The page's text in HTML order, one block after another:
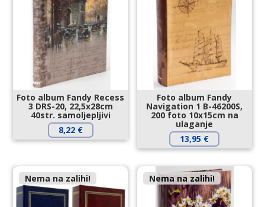
Foto album Fandy Recess
3 DRS-20, 22,5x28cm
40str. samoljepljivi
8,22 €
Foto album Fandy
Navigation 1 B-46200S,
200 foto 10x15cm na
ulaganje
13,95 €
Nema na zalihi! Nema na zalihi!